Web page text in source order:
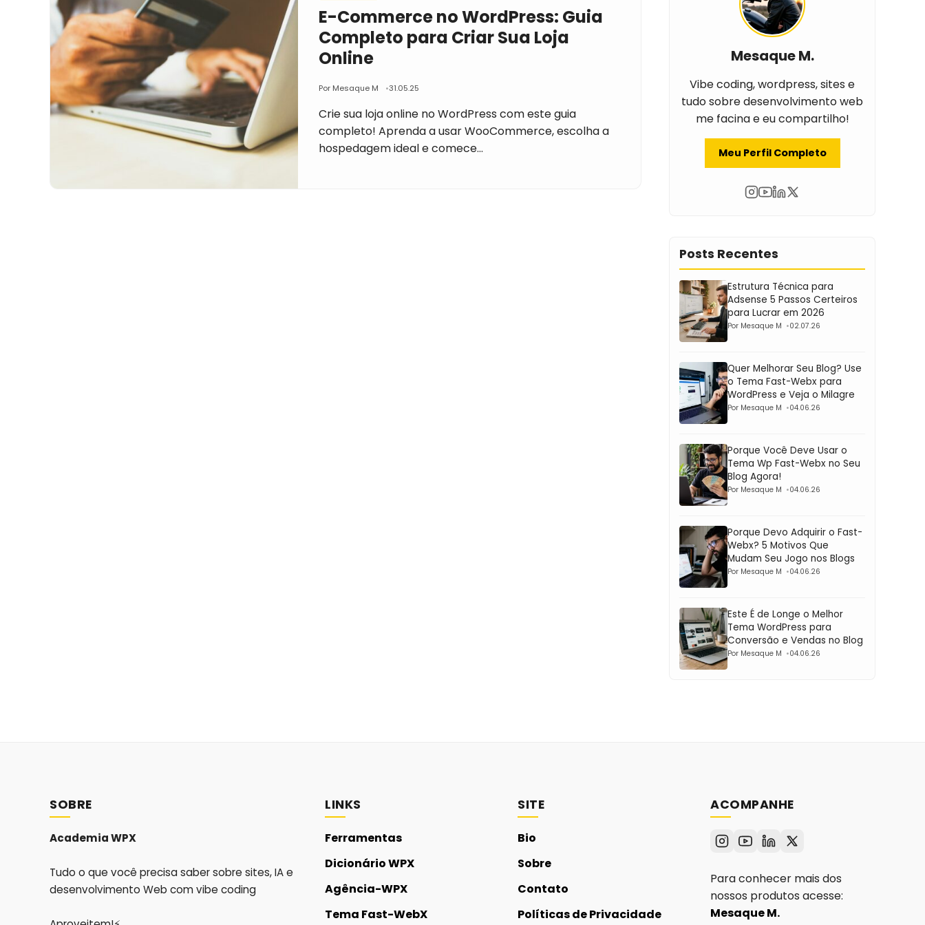
E-Commerce no WordPress: Guia
Completo para Criar Sua Loja
Online
Por Mesaque M 31.05.25
Crie sua loja online no WordPress com este guia
completo! Aprenda a usar WooCommerce, escolha a
hospedagem ideal e comece…
Mesaque M.
Vibe coding, wordpress, sites e
tudo sobre desenvolvimento web
me facina e eu compartilho!
Meu Perfil Completo
Posts Recentes
Estrutura Técnica para
Adsense 5 Passos Certeiros
para Lucrar em 2026
Por Mesaque M 02.07.26
Quer Melhorar Seu Blog? Use
o Tema Fast-Webx para
WordPress e Veja o Milagre
Por Mesaque M 04.06.26
Porque Você Deve Usar o
Tema Wp Fast-Webx no Seu
Blog Agora!
Por Mesaque M 04.06.26
Porque Devo Adquirir o Fast-
Webx? 5 Motivos Que
Mudam Seu Jogo nos Blogs
Por Mesaque M 04.06.26
Este É de Longe o Melhor
Tema WordPress para
Conversão e Vendas no Blog
Por Mesaque M 04.06.26
SOBRE
Academia WPX
Tudo o que você precisa saber sobre sites, IA e
desenvolvimento Web com vibe coding
LINKS
Ferramentas
Dicionário WPX
Agência-WPX
Tema Fast-WebX
SITE
Bio
Sobre
Contato
Políticas de Privacidade
ACOMPANHE
Para conhecer mais dos
nossos produtos acesse:
Mesaque M.